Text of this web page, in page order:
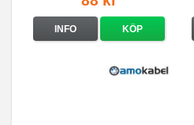
INFO KÖP